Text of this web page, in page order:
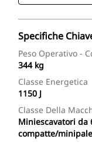
Specifiche
Peso Operativo -
344 kg
Classe Energetica
1150 J
Classe Della
Miniescavatori da
compatte/